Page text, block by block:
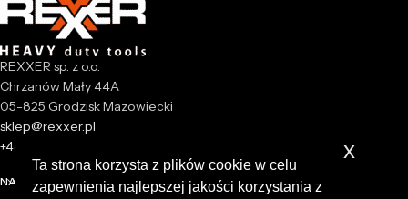
REXXER sp. z o.o.
Chrzanów Mały 44A
05-825 Grodzisk Mazowiecki
sklep@rexxer.pl
+48 512 477 473
NASZA FIRMA
Ta strona korzysta z plików cookie w celu
zapewnienia najlepszej jakości korzystania z
x